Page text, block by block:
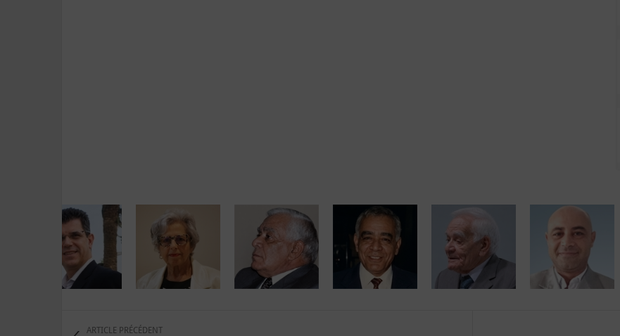
ARTICLE PRÉCÉDENT